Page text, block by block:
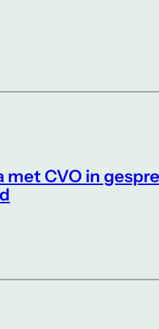
met CVO in